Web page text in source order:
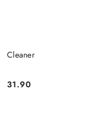
Cleaner
Cena:
31.90